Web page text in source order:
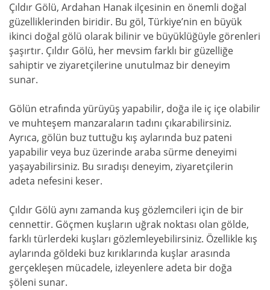
Çıldır Gölü, Ardahan Hanak ilçesinin en önemli doğal
güzelliklerinden biridir. Bu göl, Türkiye’nin en büyük
ikinci doğal gölü olarak bilinir ve büyüklüğüyle görenleri
şaşırtır. Çıldır Gölü, her mevsim farklı bir güzelliğe
sahiptir ve ziyaretçilerine unutulmaz bir deneyim
sunar.
Gölün etrafında yürüyüş yapabilir, doğa ile iç içe olabilir
ve muhteşem manzaraların tadını çıkarabilirsiniz.
Ayrıca, gölün buz tuttuğu kış aylarında buz pateni
yapabilir veya buz üzerinde araba sürme deneyimi
yaşayabilirsiniz. Bu sıradışı deneyim, ziyaretçilerin
adeta nefesini keser.
Çıldır Gölü aynı zamanda kuş gözlemcileri için de bir
cennettir. Göçmen kuşların uğrak noktası olan gölde,
farklı türlerdeki kuşları gözlemleyebilirsiniz. Özellikle kış
aylarında göldeki buz kırıklarında kuşlar arasında
gerçekleşen mücadele, izleyenlere adeta bir doğa
şöleni sunar.